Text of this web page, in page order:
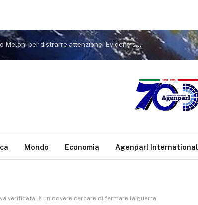
ha capito intervento Buonguerrieri
Mondo Economia Agenparl International
verificata, è un dovere cercare di fermare la guerra